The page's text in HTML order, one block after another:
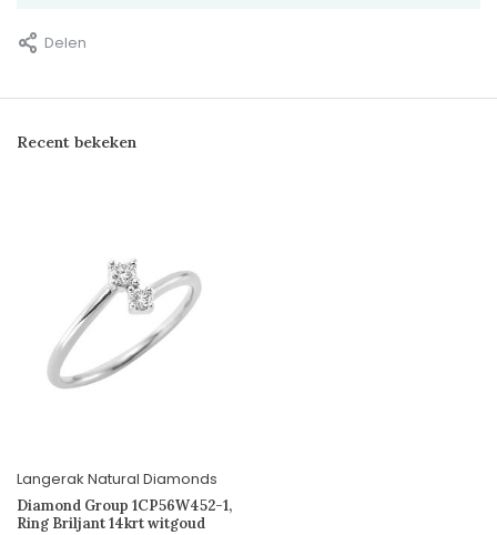
Delen
Recent bekeken
Langerak Natural Diamonds
Diamond Group 1CP56W452-1,
Ring Briljant 14krt witgoud